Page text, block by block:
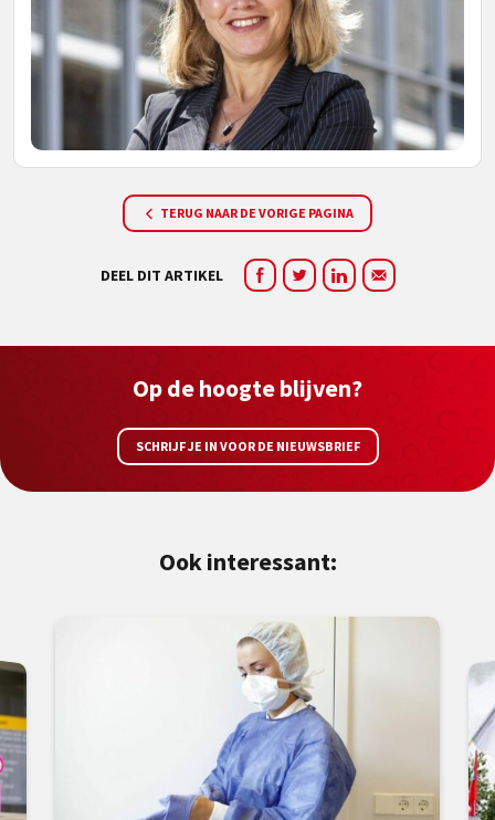
TERUG NAAR DE VORIGE PAGINA
DEEL DIT ARTIKEL
Op de hoogte blijven?
SCHRIJF JE IN VOOR DE NIEUWSBRIEF
Ook interessant: